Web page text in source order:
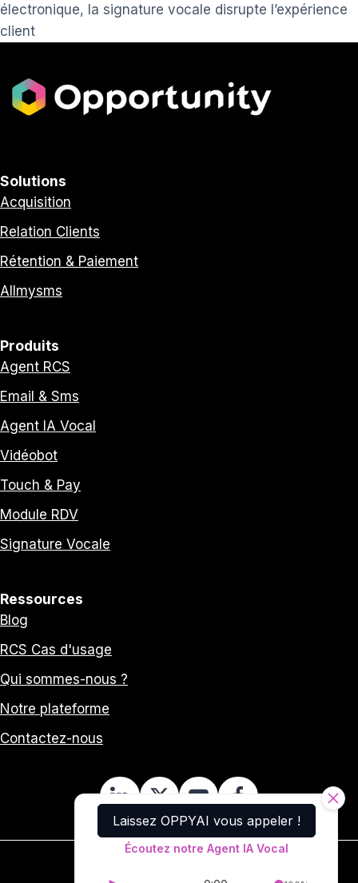
électronique, la signature vocale disrupte l’expérience
client
Solutions
Acquisition
Relation Clients
Rétention & Paiement
Allmysms
Produits
Agent RCS
Email & Sms
Agent IA Vocal
Vidéobot
Touch & Pay
Module RDV
Signature Vocale
Ressources
Blog
RCS Cas d'usage
Qui sommes-nous ?
Notre plateforme
Contactez-nous
Laissez OPPYAI vous appeler !
Écoutez notre Agent IA Vocal